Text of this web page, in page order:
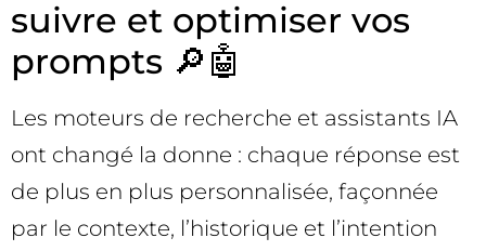
suivre et optimiser vos
prompts 🔎🤖
Les moteurs de recherche et assistants IA
ont changé la donne : chaque réponse est
de plus en plus personnalisée, façonnée
par le contexte, l’historique et l’intention